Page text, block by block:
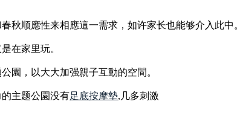
秋顺應性来相應這一需求，如许家长也能够介入此中。
在家里玩。
園，以大大加强親子互動的空間。
主题公園没有足底按摩墊,几多刺激